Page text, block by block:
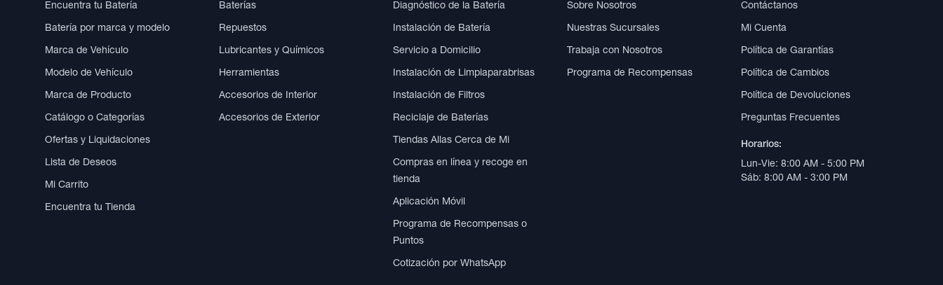
Encuentra tu Batería
Batería por marca y modelo
Marca de Vehículo
Modelo de Vehículo
Marca de Producto
Catálogo o Categorías
Ofertas y Liquidaciones
Lista de Deseos
Mi Carrito
Encuentra tu Tienda
Baterías
Repuestos
Lubricantes y Químicos
Herramientas
Accesorios de Interior
Accesorios de Exterior
Diagnóstico de la Batería
Instalación de Batería
Servicio a Domicilio
Instalación de Limpiaparabrisas
Instalación de Filtros
Reciclaje de Baterías
Tiendas Allas Cerca de Mi
Compras en línea y recoge en
tienda
Aplicación Móvil
Programa de Recompensas o
Puntos
Cotización por WhatsApp
Sobre Nosotros
Nuestras Sucursales
Trabaja con Nosotros
Programa de Recompensas
Contáctanos
Mi Cuenta
Política de Garantías
Política de Cambios
Política de Devoluciones
Preguntas Frecuentes
Horarios:
Lun-Vie: 8:00 AM - 5:00 PM
Sáb: 8:00 AM - 3:00 PM